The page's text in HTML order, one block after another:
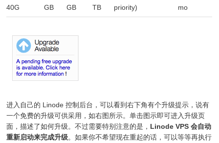
40G
GB
GB
TB
priority)
mo
进入自己的 Linode 控制后台，可以看到右下角有个升级提示，说有
一个免费的升级可供采用，如右图所示。单击图示即可进入升级页
面，描述了如何升级。不过需要特别注意的是， Linode VPS 会自动
重新启动来完成升级。如果你不希望现在重起的话，可以等等再执行